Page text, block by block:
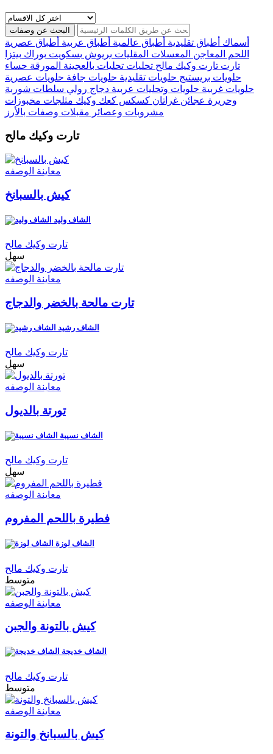
البحث عن وصفات
أسماك أطباق تقليدية أطباق عالمية أطباق عربية أطباق عصرية
اللحم
المعاجن المعسلات المقليات بريوش بسكويت بوراك بيتزا
تارت تارت وكيك مالح تحليات تحليات بالعجينة المورقة حساء
حلويات بريستيج حلويات تقليدية حلويات جافة حلويات عصرية
حلويات غربية حلويات وتحليات عربية دجاج رولي سلطات شوربة
وحريرة عجائن غراتان كسكس كعك وكيك مثلجات مخبوزات
مشروبات وعصائر مقبلات وصفات بالأرز
تارت وكيك مالح
معاينة الوصفه
كيش بالسبانخ
الشاف وليد
تارت وكيك مالح
سهل
معاينة الوصفه
تارت مالحة بالخضر والدجاج
الشاف رشيد
تارت وكيك مالح
سهل
معاينة الوصفه
تورتة بالديول
الشاف نسيبة
تارت وكيك مالح
سهل
معاينة الوصفه
فطيرة باللحم المفروم
الشاف لوزة
تارت وكيك مالح
متوسط
معاينة الوصفه
كيش بالتونة والجبن
الشاف خديجة
تارت وكيك مالح
متوسط
معاينة الوصفه
كيش بالسبانخ والتونة